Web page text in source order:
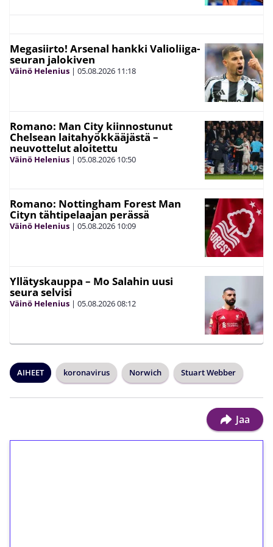
Megasiirto! Arsenal hankki Valioliiga-
seuran jalokiven
Väinö Helenius | 05.08.2026 11:18
Romano: Man City kiinnostunut
Chelsean laitahyökkääjästä –
neuvottelut aloitettu
Väinö Helenius | 05.08.2026 10:50
Romano: Nottingham Forest Man
Cityn tähtipelaajan perässä
Väinö Helenius | 05.08.2026 10:09
Yllätyskauppa – Mo Salahin uusi
seura selvisi
Väinö Helenius | 05.08.202608:12
AIHEET koronavirus Norwich Stuart Webber
Jaa